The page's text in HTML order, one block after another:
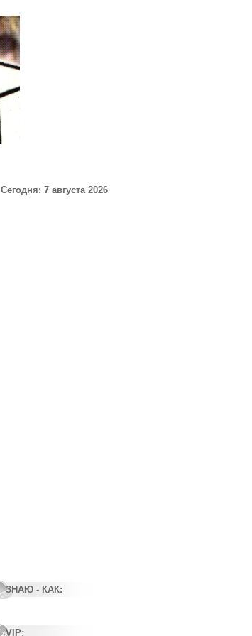
Сегодня: 7 августа 2026
ЗНАЮ - КАК:
VIP: